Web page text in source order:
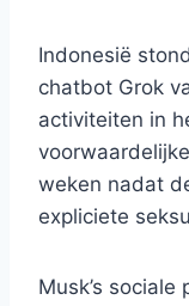
Indonesië
chatbot Grok
activiteiten in
weken nadat
expliciete
Musk’s